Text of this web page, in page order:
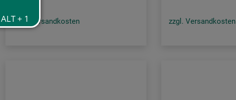
zzgl. Versandkosten zzgl. Versandkosten